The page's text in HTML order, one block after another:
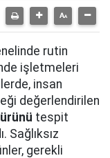
rutin
işletmeleri
insan
değerlendirilen
tespit
Sağlıksız
gerekli